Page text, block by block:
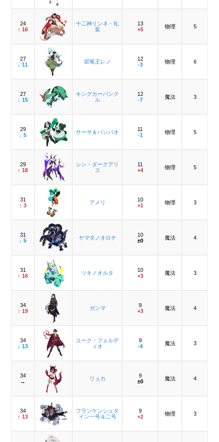
24
↑ 16
十二神リンネ・礼
装
13
+5
物理 5
27
↓ 11
翆竜王レノ
12
-3
物理 6
27
↓ 15
キングカーバンク
ル
12
-7
魔法 3
29
↓ 5
サーサ＆パンパオ
11
-1
物理 5
29
↑ 18
シン・ダークアリ
ス
11
+4
物理 5
31
↑ 3
アメリ
10
+1
物理 3
31
↓ 5
ヤマタノオロチ
10
±0
魔法 4
31
↑ 16
ツキノオルタ
10
+3
魔法 3
34
↑ 19
ガンマ
9
+3
魔法 4
34
↓ 13
ユーク・フェルデ
ィオ
9
-4
魔法 3
34
→
リュカ
9
±0
魔法 4
34
↑ 13
フランケンシュタ
イン一号＆二号
9
+2
物理 3